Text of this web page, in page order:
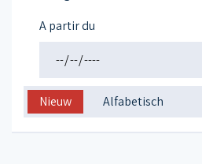
A partir du
Nieuw Alfabetisch